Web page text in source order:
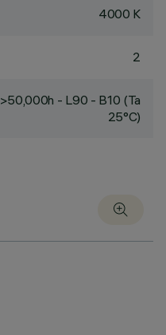
4000 K
2
>50,000h - L90 - B10 (Ta
25°C)